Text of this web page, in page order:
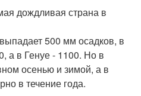
дождливая страна в
500 мм осадков, в
а в Генуе - 1100. Но в
осенью и зимой, а в
в течение года.